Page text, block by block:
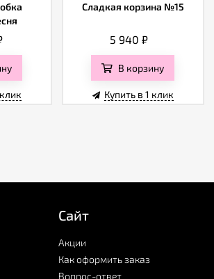
Сладкая корзина №15
5 940 ₽
В корзину
Купить в 1 клик
Сайт
Акции
Как оформить заказ
Вопрос-ответ